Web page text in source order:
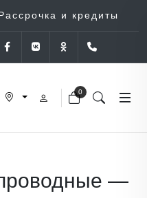
и кредиты
Tok Facebook
VK OK
0
—